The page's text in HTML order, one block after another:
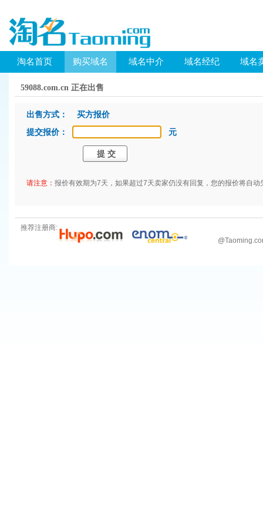
淘名首页 购买域名 域名中介 域名经纪 域名
59088.com.cn 正在出售
出售方式： 买方报价
提交报价：
元
请注意： 报价有效期为7天，如果超过7天卖家仍没有回复，您的报价将自动
推荐注册商:
@